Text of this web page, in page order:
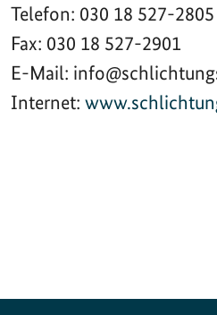
Telefon: 030 18 527-2805
Fax: 030 18 527-2901
E-Mail:
Internet: